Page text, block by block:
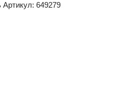
649279